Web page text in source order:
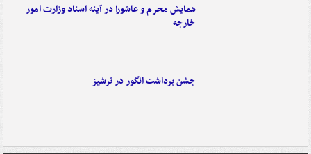
همایش محرم و عاشورا در آینه اسناد وزارت امور
خارجه
جشن برداشت انگور در ترشیز